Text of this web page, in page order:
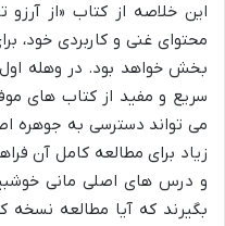
این خلاصه از کتاب «از آرزو
محتوای غنی و کاربردی خود،
بخش خواهد بود. در وهله
سریع و مفید از کتاب های
می تواند دسترسی به جوهره
زیاد برای مطالعه کامل آن
و درس های اصلی مانی
بگیرند که آیا مطالعه نسخه